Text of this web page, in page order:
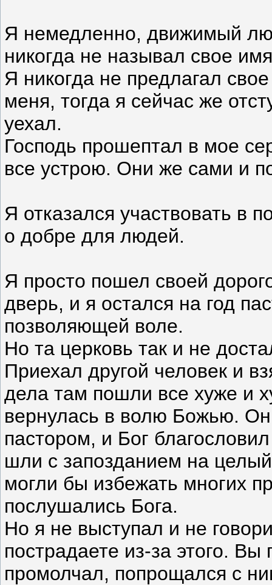
Я немедленно, движимый
никогда не называл свое
Я никогда не предлагал
меня, тогда я сейчас же
уехал.
Господь прошептал в мое
все устрою. Они же сами и
Я отказался участвовать в
о добре для людей.
Я просто пошел своей
дверь, и я остался на год
позволяющей воле.
Но та церковь так и не
Приехал другой человек и
дела там пошли все хуже и
вернулась в волю Божью.
пастором, и Бог
шли с запозданием на
могли бы избежать многих
послушались Бога.
Но я не выступал и не
пострадаете из-за этого.
промолчал, попрощался с